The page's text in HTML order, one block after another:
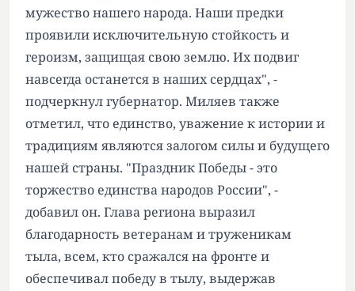
мужество нашего народа. Наши предки
проявили исключительную стойкость и
героизм, защищая свою землю. Их подвиг
навсегда останется в наших сердцах", -
подчеркнул губернатор. Миляев также
отметил, что единство, уважение к истории и
традициям являются залогом силы и будущего
нашей страны. "Праздник Победы - это
торжество единства народов России", -
добавил он. Глава региона выразил
благодарность ветеранам и труженикам
тыла, всем, кто сражался на фронте и
обеспечивал победу в тылу, выдержав